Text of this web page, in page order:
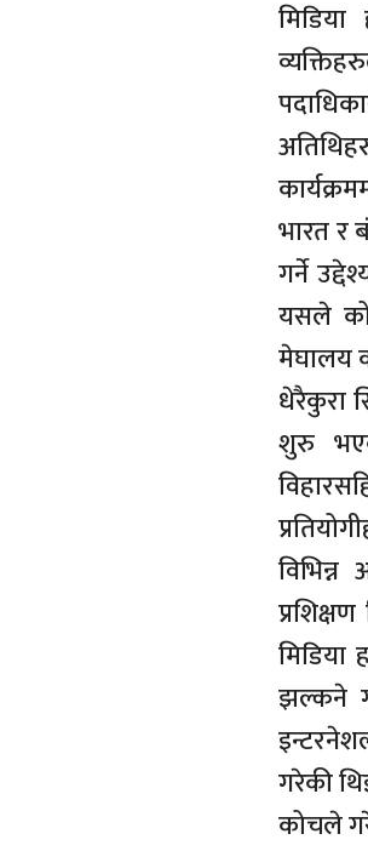
भारत र
गर्ने
यसले
मेघालय
धेरैकुरा
शुरु
झल्कने
गरेकी
कोचले